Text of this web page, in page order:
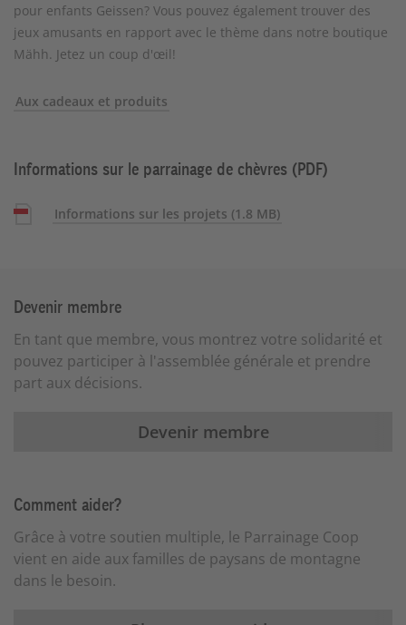
pour enfants Geissen? Vous pouvez également trouver des
jeux amusants en rapport avec le thème dans notre boutique
Mähh. Jetez un coup d'œil!
Aux cadeaux et produits
Informations sur le parrainage de chèvres (PDF)
Informations sur les projets (1.8 MB)
Devenir membre
En tant que membre, vous montrez votre solidarité et
pouvez participer à l'assemblée générale et prendre
part aux décisions.
Devenir membre
Comment aider?
Grâce à votre soutien multiple, le Parrainage Coop
vient en aide aux familles de paysans de montagne
dans le besoin.